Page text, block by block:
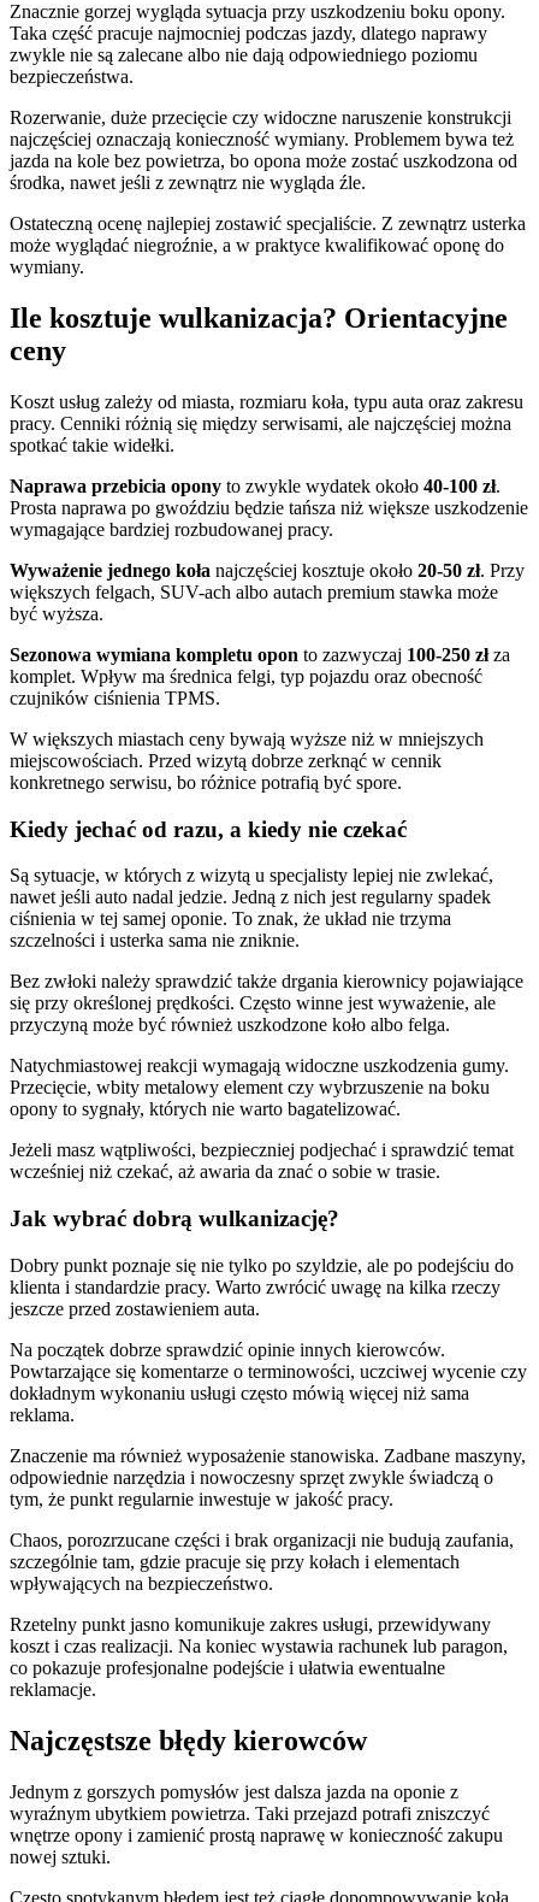
Znacznie gorzej wygląda sytuacja przy uszkodzeniu boku opony.
Taka część pracuje najmocniej podczas jazdy, dlatego naprawy
zwykle nie są zalecane albo nie dają odpowiedniego poziomu
bezpieczeństwa.
Rozerwanie, duże przecięcie czy widoczne naruszenie konstrukcji
najczęściej oznaczają konieczność wymiany. Problemem bywa też
jazda na kole bez powietrza, bo opona może zostać uszkodzona od
środka, nawet jeśli z zewnątrz nie wygląda źle.
Ostateczną ocenę najlepiej zostawić specjaliście. Z zewnątrz usterka
może wyglądać niegroźnie, a w praktyce kwalifikować oponę do
wymiany.
Ile kosztuje wulkanizacja? Orientacyjne
ceny
Koszt usług zależy od miasta, rozmiaru koła, typu auta oraz zakresu
pracy. Cenniki różnią się między serwisami, ale najczęściej można
spotkać takie widełki.
Naprawa przebicia opony to zwykle wydatek około 40-100 zł.
Prosta naprawa po gwoździu będzie tańsza niż większe uszkodzenie
wymagające bardziej rozbudowanej pracy.
Wyważenie jednego koła najczęściej kosztuje około 20-50 zł. Przy
większych felgach, SUV-ach albo autach premium stawka może
być wyższa.
Sezonowa wymiana kompletu opon to zazwyczaj 100-250 złza
komplet. Wpływ ma średnica felgi, typ pojazdu oraz obecność
czujników ciśnienia TPMS.
W większych miastach ceny bywają wyższe niż w mniejszych
miejscowościach. Przed wizytą dobrze zerknąć w cennik
konkretnego serwisu, bo różnice potrafią być spore.
Kiedy jechać od razu, a kiedy nie czekać
Są sytuacje, w których z wizytą u specjalisty lepiej nie zwlekać,
nawet jeśli auto nadal jedzie. Jedną z nich jest regularny spadek
ciśnienia w tej samej oponie. To znak, że układ nie trzyma
szczelności i usterka sama nie zniknie.
Bez zwłoki należy sprawdzić także drgania kierownicy pojawiające
się przy określonej prędkości. Często winne jest wyważenie, ale
przyczyną może być również uszkodzone koło albo felga.
Natychmiastowej reakcji wymagają widoczne uszkodzenia gumy.
Przecięcie, wbity metalowy element czy wybrzuszenie na boku
opony to sygnały, których nie warto bagatelizować.
Jeżeli masz wątpliwości, bezpieczniej podjechać i sprawdzić temat
wcześniej niż czekać, aż awaria da znać o sobie w trasie.
Jak wybrać dobrą wulkanizację?
Dobry punkt poznaje się nie tylko po szyldzie, ale po podejściu do
klienta i standardzie pracy. Warto zwrócić uwagę na kilka rzeczy
jeszcze przed zostawieniem auta.
Na początek dobrze sprawdzić opinie innych kierowców.
Powtarzające się komentarze o terminowości, uczciwej wycenie czy
dokładnym wykonaniu usługi często mówią więcej niż sama
reklama.
Znaczenie ma również wyposażenie stanowiska. Zadbane maszyny,
odpowiednie narzędzia i nowoczesny sprzęt zwykle świadczą o
tym, że punkt regularnie inwestuje w jakość pracy.
Chaos, porozrzucane części i brak organizacji nie budują zaufania,
szczególnie tam, gdzie pracuje się przy kołach i elementach
wpływających na bezpieczeństwo.
Rzetelny punkt jasno komunikuje zakres usługi, przewidywany
koszt i czas realizacji. Na koniec wystawia rachunek lub paragon,
co pokazuje profesjonalne podejście i ułatwia ewentualne
reklamacje.
Najczęstsze błędy kierowców
Jednym z gorszych pomysłów jest dalsza jazda na oponie z
wyraźnym ubytkiem powietrza. Taki przejazd potrafi zniszczyć
wnętrze opony i zamienić prostą naprawę w konieczność zakupu
nowej sztuki.
Często spotykanym błędem jest też ciągłe dopompowywanie koła